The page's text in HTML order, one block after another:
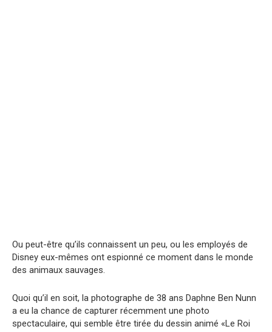
Ou peut-être qu’ils connaissent un peu, ou les employés de
Disney eux-mêmes ont espionné ce moment dans le monde
des animaux sаuvages.
Quoi qu’il en soit, la photographe de 38 ans Daphne Ben Nunn
a eu la chance de capturer récemment une photo
spectaculaire, qui semble être tirée du dessin animé «Le Roi